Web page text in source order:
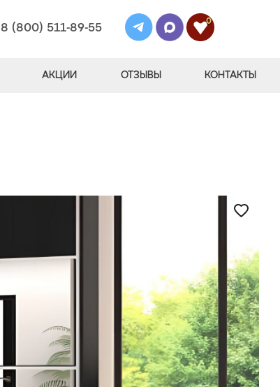
8 (800) 511-89-55
0
АКЦИИ ОТЗЫВЫ КОНТАКТЫ